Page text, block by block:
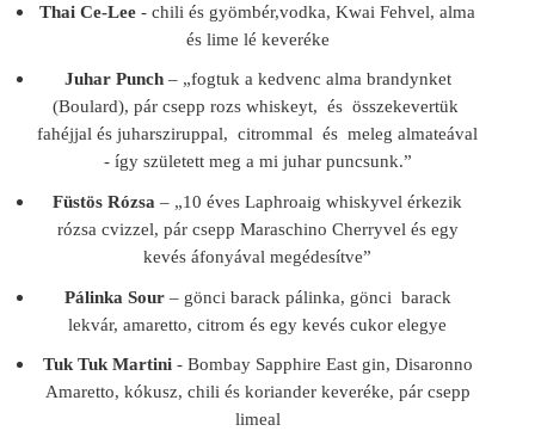
Thai Ce-Lee - chili és gyömbér,vodka, Kwai Fehvel, alma
és lime lé keveréke
Juhar Punch– „fogtuk a kedvenc alma brandynket
(Boulard), pár csepp rozs whiskeyt, és összekevertük
fahéjjal és juharsziruppal, citrommal és meleg almateával
- így született meg a mi juhar puncsunk.”
Füstös Rózsa– „10 éves Laphroaig whiskyvel érkezik
rózsa cvizzel, pár csepp Maraschino Cherryvel és egy
kevés áfonyával megédesítve”
Pálinka Sour – gönci barack pálinka, gönci barack
lekvár, amaretto, citrom és egy kevés cukor elegye
Tuk Tuk Martini - Bombay Sapphire East gin, Disaronno
Amaretto, kókusz, chili és koriander keveréke, pár csepp
limeal